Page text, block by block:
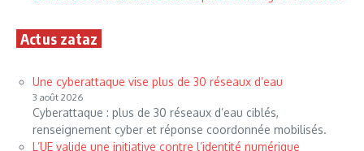
Actus zataz
Une cyberattaque vise plus de 30 réseaux d’eau
3 août 2026
Cyberattaque : plus de 30 réseaux d’eau ciblés,
renseignement cyber et réponse coordonnée mobilisés.
L’UE valide une initiative contre l’identité numérique